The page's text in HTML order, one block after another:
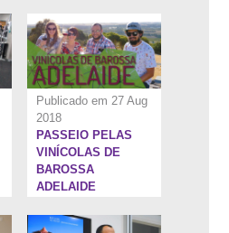
Publicado em 27 Aug
2018
PASSEIO PELAS
VINÍCOLAS DE
BAROSSA
ADELAIDE